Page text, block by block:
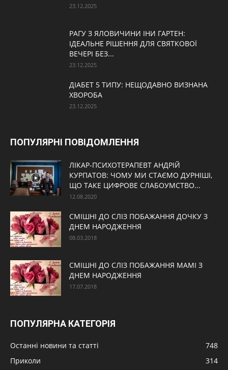
23.12.2025
РАГУ З ЯЛОВИЧИНИ ІНИ ГАРТЕН:
ІДЕАЛЬНЕ РІШЕННЯ ДЛЯ СВЯТКОВОЇ
ВЕЧЕРІ БЕЗ...
23.12.2025
ДІАБЕТ 5 ТИПУ: НЕЩОДАВНО ВИЗНАНА
ХВОРОБА
23.12.2025
ПОПУЛЯРНІ ПОВІДОМЛЕННЯ
ЛІКАР-ПСИХОТЕРАПЕВТ АНДРІЙ
КУРПАТОВ: ЧОМУ МИ СТАЄМО ДУРНІШІ,
ЩО ТАКЕ ЦИФРОВЕ СЛАБОУМСТВО...
12.08.2020
СМІШНІ ДО СЛІЗ ПОБАЖАННЯ ДОЧКУ З
ДНЕМ НАРОДЖЕННЯ
08.03.2018
СМІШНІ ДО СЛІЗ ПОБАЖАННЯ МАМІ З
ДНЕМ НАРОДЖЕННЯ
17.07.2018
ПОПУЛЯРНА КАТЕГОРІЯ
Останні новини та статті
748
Приколи
314